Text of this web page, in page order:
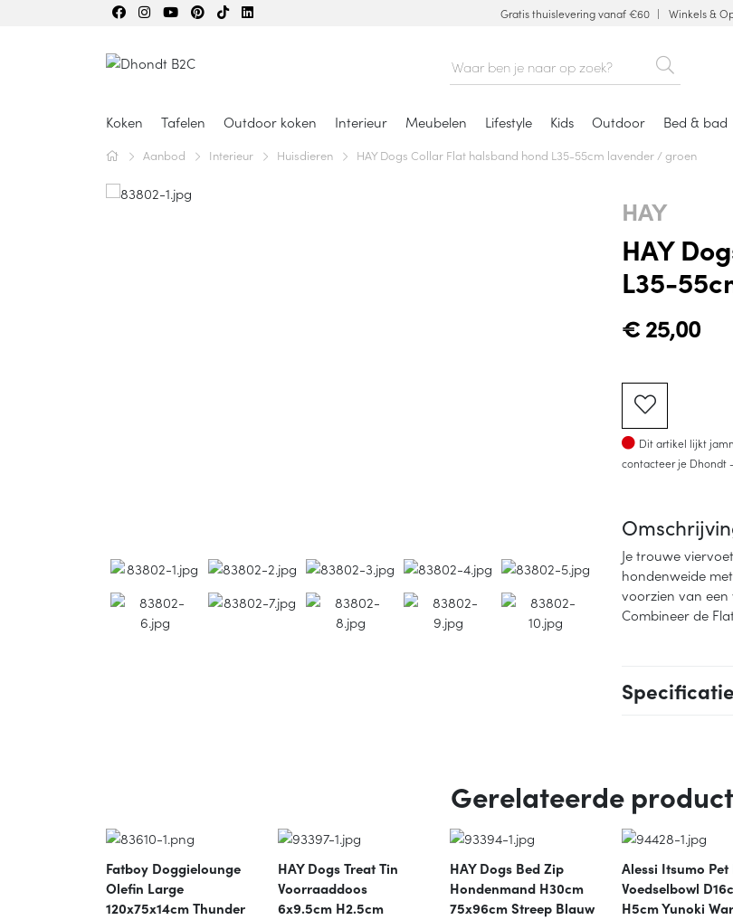
Gratis thuislevering vanaf €60 Winkels &
Koken Tafelen Outdoor koken Interieur Meubelen Lifestyle Kids Outdoor Bed & bad
Aanbod Interieur Huisdieren HAY Dogs Collar Flat halsband hond L35-55cm lavender / groen
HAY
HAY
L35-
€25,00
Op voorraad
Dit artikel lijkt
contacteer je Dhondt
Je trouwe
hondenweide
voorzien van
Combineer de
Gerelateerde
Fatboy Doggielounge
Olefin Large
120x75x14cm Thunder
HAY Dogs Treat Tin
Voorraaddoos
6x9.5cm H2.5cm
HAY Dogs Bed Zip
Hondenmand H30cm
75x96cm Streep Blauw
Alessi Itsumo Pet
Voedselbowl
H5cm Yunoki